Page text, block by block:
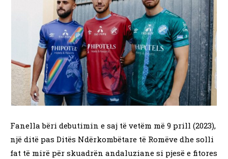
Fanella bëri debutimin e saj të vetëm më 9 prill (2023),
një ditë pas Ditës Ndërkombëtare të Romëve dhe solli
fat të mirë për skuadrën andaluziane si pjesë e fitores